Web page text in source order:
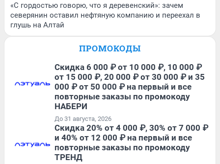
«С гордостью говорю, что я деревенский»: зачем
северянин оставил нефтяную компанию и переехал в
глушь на Алтай
ПРОМОКОДЫ
Скидка 6 000 ₽ от 10 000 ₽, 10 000 ₽
от 15 000 ₽, 20 000 ₽ от 30 000 ₽ и 35
000 ₽ от 50 000 ₽ на первый и все
повторные заказы по промокоду
НАБЕРИ
До 31 августа, 2026
Скидка 20% от 4 000 ₽, 30% от 7 000 ₽
и 40% от 12 000 ₽ на первый и все
повторные заказы по промокоду
ТРЕНД